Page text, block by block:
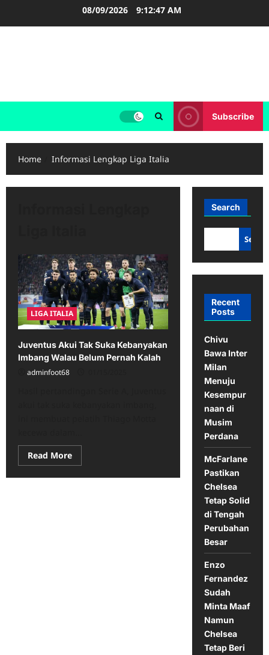
08/09/2026 9:12:48 AM
Subscribe
Home Informasi Lengkap Liga Italia
LIGA ITALIA
Juventus Akui Tak Suka Kebanyakan
Imbang Walau Belum Pernah Kalah
adminfoot68
Read MoreRead
more
Juventus
Search
Recent
Posts
Chivu
Bawa Inter
Milan
Menuju
Kesempur
naan di
Musim
Perdana
McFarlane
Pastikan
Chelsea
Tetap Solid
di Tengah
Perubahan
Besar
Enzo
Fernandez
Sudah
Minta Maaf
Namun
Chelsea
Tetap Beri